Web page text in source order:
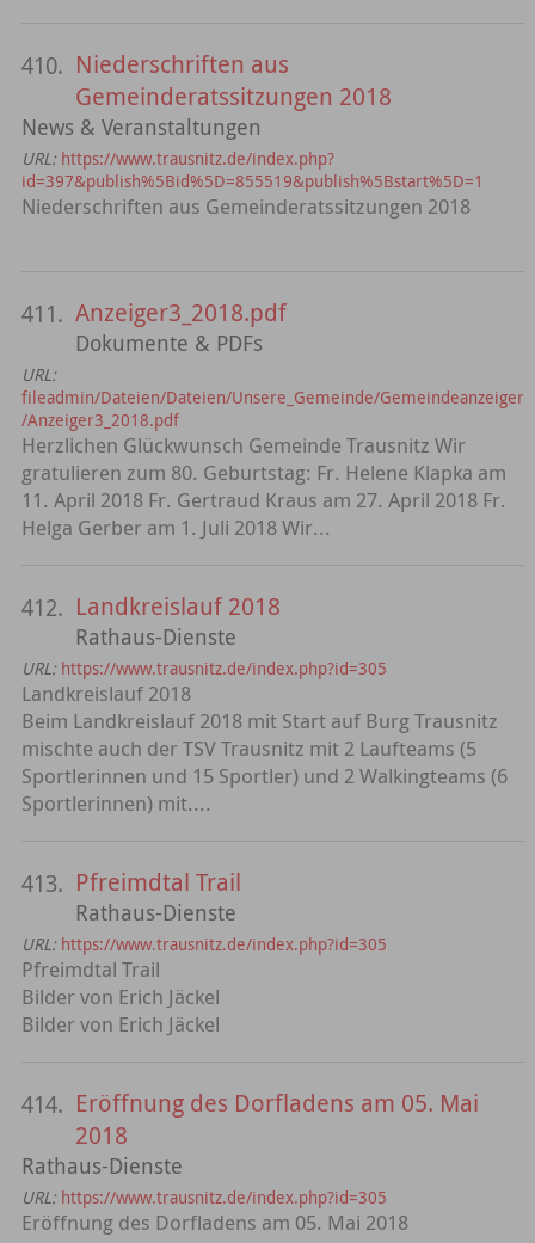
410. Niederschriften aus
Gemeinderatssitzungen 2018
News & Veranstaltungen
URL: https://www.trausnitz.de/index.php?
id=397&publish%5Bid%5D=855519&publish%5Bstart%5D=1
Niederschriften aus Gemeinderatssitzungen 2018
411. Anzeiger3_2018.pdf
Dokumente & PDFs
URL:
fileadmin/Dateien/Dateien/Unsere_Gemeinde/Gemeindeanzeiger
/Anzeiger3_2018.pdf
Herzlichen Glückwunsch Gemeinde Trausnitz Wir
gratulieren zum 80. Geburtstag: Fr. Helene Klapka am
11. April 2018 Fr. Gertraud Kraus am 27. April 2018 Fr.
Helga Gerber am 1. Juli 2018 Wir...
412. Landkreislauf 2018
Rathaus-Dienste
URL: https://www.trausnitz.de/index.php?id=305
Landkreislauf 2018
Beim Landkreislauf 2018 mit Start auf Burg Trausnitz
mischte auch der TSV Trausnitz mit 2 Laufteams (5
Sportlerinnen und 15 Sportler) und 2 Walkingteams (6
Sportlerinnen) mit....
413. Pfreimdtal Trail
Rathaus-Dienste
URL: https://www.trausnitz.de/index.php?id=305
Pfreimdtal Trail
Bilder von Erich Jäckel
Bilder von Erich Jäckel
414. Eröffnung des Dorfladens am 05. Mai
2018
Rathaus-Dienste
URL: https://www.trausnitz.de/index.php?id=305
Eröffnung des Dorfladens am 05. Mai 2018